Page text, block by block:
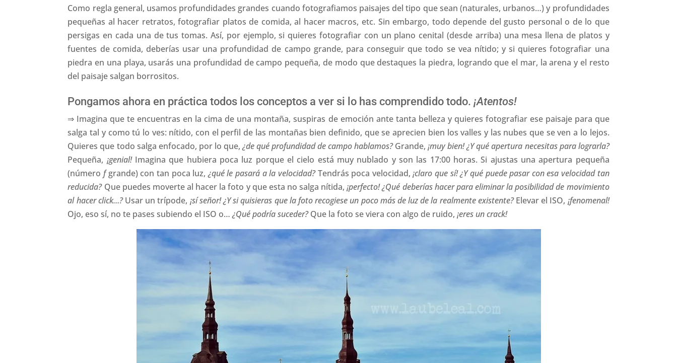
Como regla general, usamos profundidades grandes cuando fotografiamos paisajes del tipo que sean (naturales, urbanos…) y profundidades
pequeñas al hacer retratos, fotografiar platos de comida, al hacer macros, etc. Sin embargo, todo depende del gusto personal o de lo que
persigas en cada una de tus tomas. Así, por ejemplo, si quieres fotografiar con un plano cenital (desde arriba) una mesa llena de platos y
fuentes de comida, deberías usar una profundidad de campo grande, para conseguir que todo se vea nítido; y si quieres fotografiar una
piedra en una playa, usarás una profundidad de campo pequeña, de modo que destaques la piedra, logrando que el mar, la arena y el resto
del paisaje salgan borrositos.
Pongamos ahora en práctica todos los conceptos a ver si lo has comprendido todo.¡Atentos!
⇒ Imagina que te encuentras en la cima de una montaña, suspiras de emoción ante tanta belleza y quieres fotografiar ese paisaje para que
salga tal y como tú lo ves: nítido, con el perfil de las montañas bien definido, que se aprecien bien los valles y las nubes que se ven a lo lejos.
Quieres que todo salga enfocado, por lo que, ¿de qué profundidad de campo hablamos?Grande,¡muy bien!¿Y qué apertura necesitas para lograrla?
Pequeña, ¡genial!Imagina que hubiera poca luz porque el cielo está muy nublado y son las 17:00 horas. Si ajustas una apertura pequeña
(númerofgrande) con tan poca luz, ¿qué le pasará a la velocidad?Tendrás poca velocidad,¡claro que sí! ¿Y qué puede pasar con esa velocidad tan
reducida?Que puedes moverte al hacer la foto y que esta no salga nítida,¡perfecto! ¿Qué deberías hacer para eliminar la posibilidad de movimiento
al hacer click…?Usar un trípode, ¡sí señor!¿Y si quisieras que la foto recogiese un poco más de luz de la realmente existente?Elevar el ISO, ¡fenomenal!
Ojo, eso sí, no te pases subiendo el ISO o…¿Qué podría suceder?Que la foto se viera con algo de ruido,¡eres un crack!